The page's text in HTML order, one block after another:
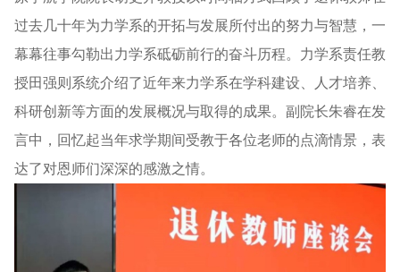
过去几十年为力学系的开拓与发展所付出的努力与智慧，一
幕幕往事勾勒出力学系砥砺前行的奋斗历程。力学系责任教
授田强则系统介绍了近年来力学系在学科建设、人才培养、
科研创新等方面的发展概况与取得的成果。副院长朱睿在发
言中，回忆起当年求学期间受教于各位老师的点滴情景，表
达了对恩师们深深的感激之情。